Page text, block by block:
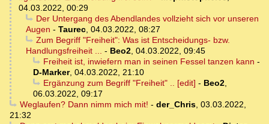
04.03.2022, 00:29
Der Untergang des Abendlandes vollzieht sich vor unseren
Augen - Taurec, 04.03.2022, 08:27
Zum Begriff "Freiheit": Was ist Entscheidungs- bzw.
Handlungsfreiheit ... - Beo2, 04.03.2022, 09:45
Freiheit ist, inwiefern man in seinen Fessel tanzen kann -
D-Marker, 04.03.2022, 21:10
Ergänzung zum Begriff "Freiheit" .. [edit] - Beo2,
06.03.2022, 09:17
Weglaufen? Dann nimm mich mit! - der_Chris, 03.03.2022,
21:32